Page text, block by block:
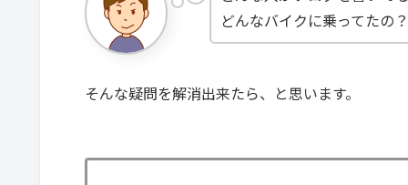
どんなバイクに乗ってたの
そんな疑問を解消出来たら、と思います。